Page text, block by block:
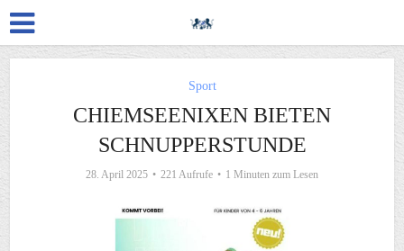
Sport
CHIEMSEENIXEN BIETEN
SCHNUPPERSTUNDE
28. April 2025 221 Aufrufe 1 Minuten zum Lesen